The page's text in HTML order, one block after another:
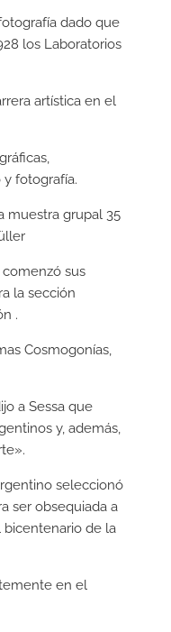
dado que
los Laboratorios
artística en el
y fotografía.
muestra grupal 35
comenzó sus
la sección
.
Cosmogonías,
a Sessa que
y, además,
seleccionó
ser obsequiada a
de la
en el